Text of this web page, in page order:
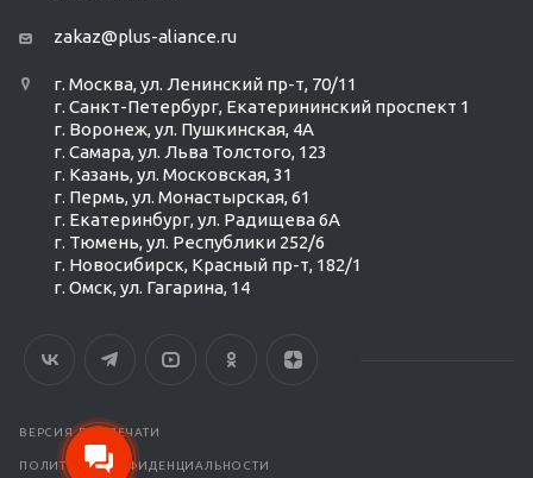
zakaz@plus-aliance.ru
г. Москва, ул. Ленинский пр-т, 70/11
г. Санкт-Петербург, Екатерининский проспект 1
г. Воронеж, ул. Пушкинская, 4А
г. Самара, ул. Льва Толстого, 123
г. Казань, ул. Московская, 31
г. Пермь, ул. Монастырская, 61
г. Екатеринбург, ул. Радищева 6А
г. Тюмень, ул. Республики 252/6
г. Новосибирск, Красный пр-т, 182/1
г. Омск, ул. ​Гагарина, 14
ВЕРСИЯ ДЛЯ ПЕЧАТИ
ПОЛИТИКА КОНФИДЕНЦИАЛЬНОСТИ